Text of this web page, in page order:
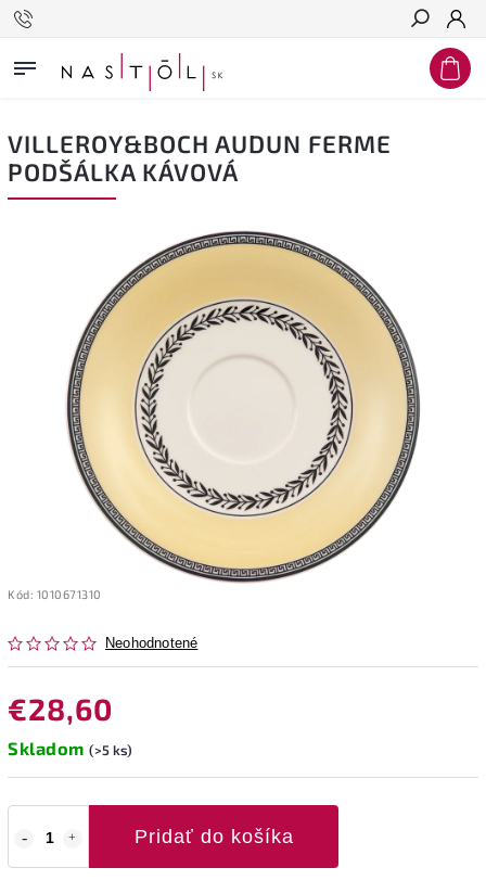
Hľadať
VILLEROY&BOCH AUDUN FERME
PODŠÁLKA KÁVOVÁ
Kód: 1010671310
Neohodnotené
€28,60
Skladom (>5 ks)
Pridať do košíka